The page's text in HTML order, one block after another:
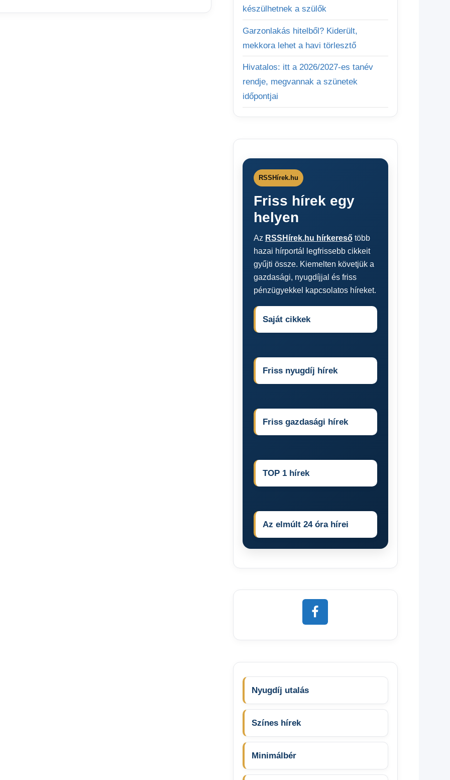
készülhetnek a szülők
Garzonlakás hitelből? Kiderült,
mekkora lehet a havi törlesztő
Hivatalos: itt a 2026/2027-es tanév
rendje, megvannak a szünetek
időpontjai
RSSHírek.hu
Friss hírek egy
helyen
Az RSSHírek.hu hírkeresőtöbb
hazai hírportál legfrissebb cikkeit
gyűjti össze. Kiemelten követjük a
gazdasági, nyugdíjjal és friss
pénzügyekkel kapcsolatos híreket.
Saját cikkek
Friss nyugdíj hírek
Friss gazdasági hírek
TOP 1 hírek
Az elmúlt 24 óra hírei
Nyugdíj utalás
Színes hírek
Minimálbér